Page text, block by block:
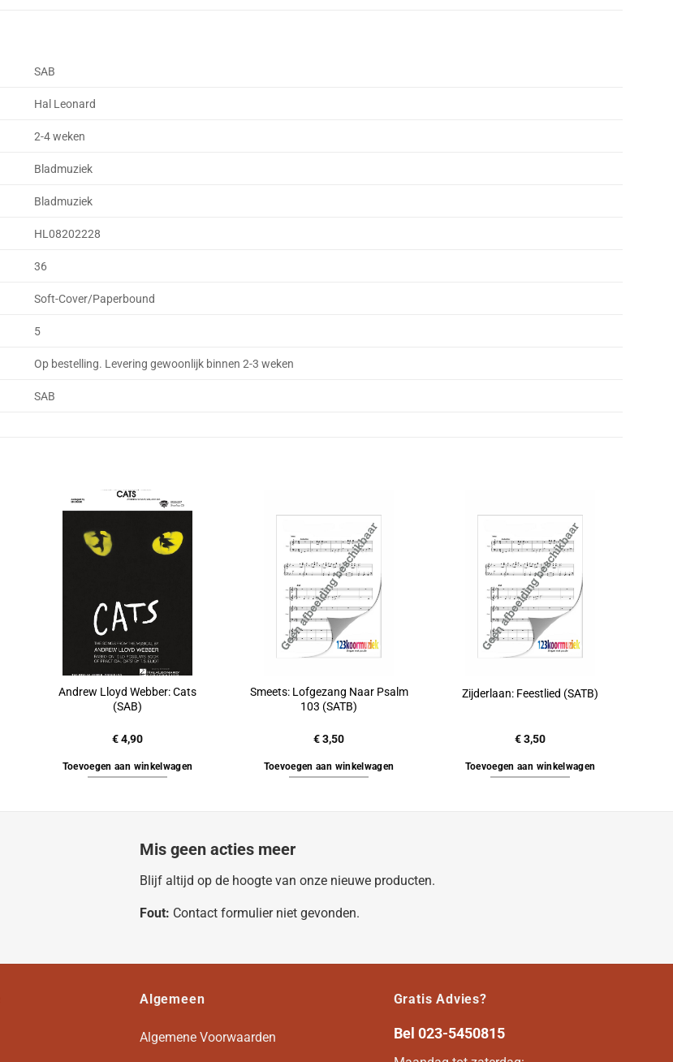
SAB
Hal Leonard
2-4 weken
Bladmuziek
Bladmuziek
HL08202228
36
Soft-Cover/Paperbound
5
Op bestelling. Levering gewoonlijk binnen 2-3 weken
SAB
Andrew Lloyd Webber: Cats
(SAB)
€4,90
Toevoegen aan winkelwagen
Smeets: Lofgezang Naar Psalm
103 (SATB)
€3,50
Toevoegen aan winkelwagen
Zijderlaan: Feestlied (SATB)
€3,50
Toevoegen aan winkelwagen
Mis geen acties meer
Blijf altijd op de hoogte van onze nieuwe producten.
Fout: Contact formulier niet gevonden.
Algemeen
Algemene Voorwaarden
Gratis Advies?
Bel 023-5450815